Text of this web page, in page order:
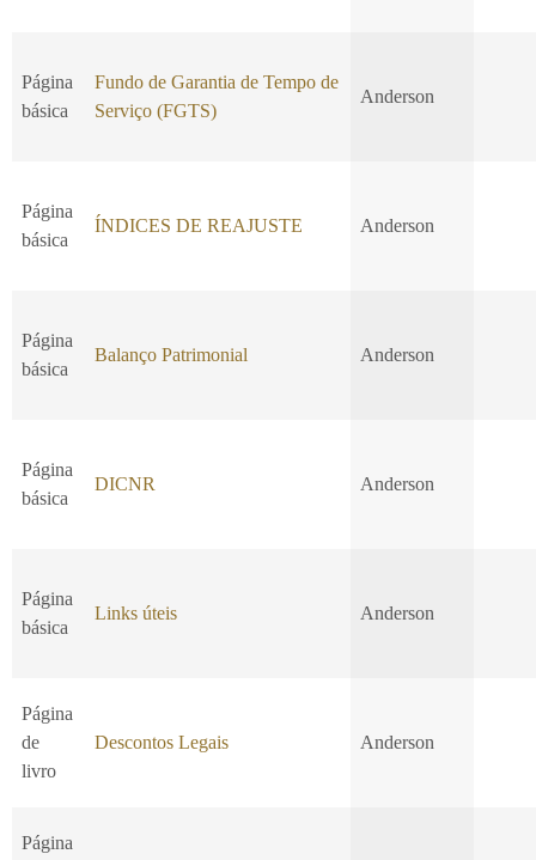
Página
básica
Fundo de Garantia de Tempo de
Serviço (FGTS)
Anderson
Página
básica
ÍNDICES DE REAJUSTE Anderson
Página
básica
Balanço Patrimonial Anderson
Página
básica
DICNR Anderson
Página
básica
Links úteis Anderson
Página
de
livro
Descontos Legais Anderson
Página